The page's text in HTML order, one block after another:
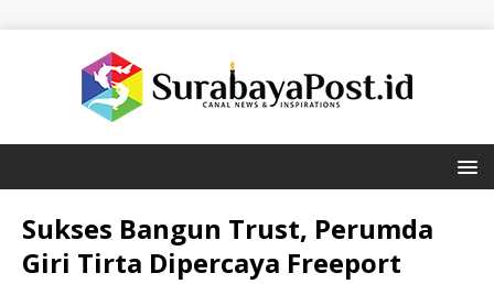
Sukses Bangun Trust, Perumda
Giri Tirta Dipercaya Freeport